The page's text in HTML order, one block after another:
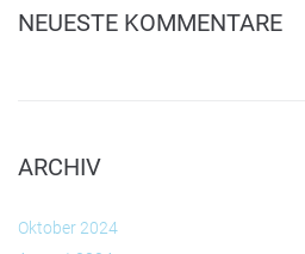
NEUESTE KOMMENTARE
ARCHIV
Oktober 2024